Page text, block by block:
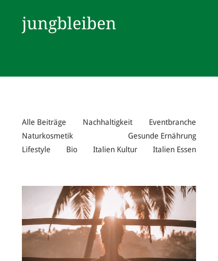
jungbleiben
Alle Beiträge Nachhaltigkeit
Eventbranche
Naturkosmetik
Gesunde Ernährung
Lifestyle
Bio Italien Kultur Italien Essen